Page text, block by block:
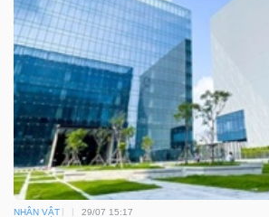
NHÂN VẬT 29/07 15:17